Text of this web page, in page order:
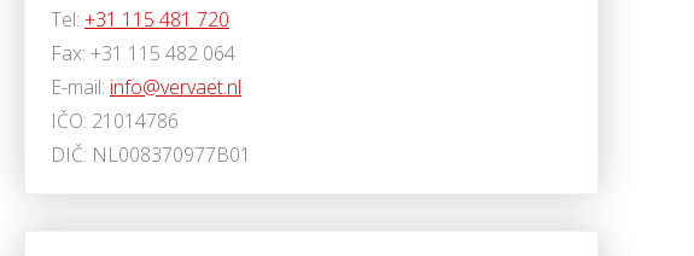
Tel: +31 115 481 720
Fax: +31 115 482 064
E-mail: info@vervaet.nl
IČO: 21014786
DIČ: NL008370977B01